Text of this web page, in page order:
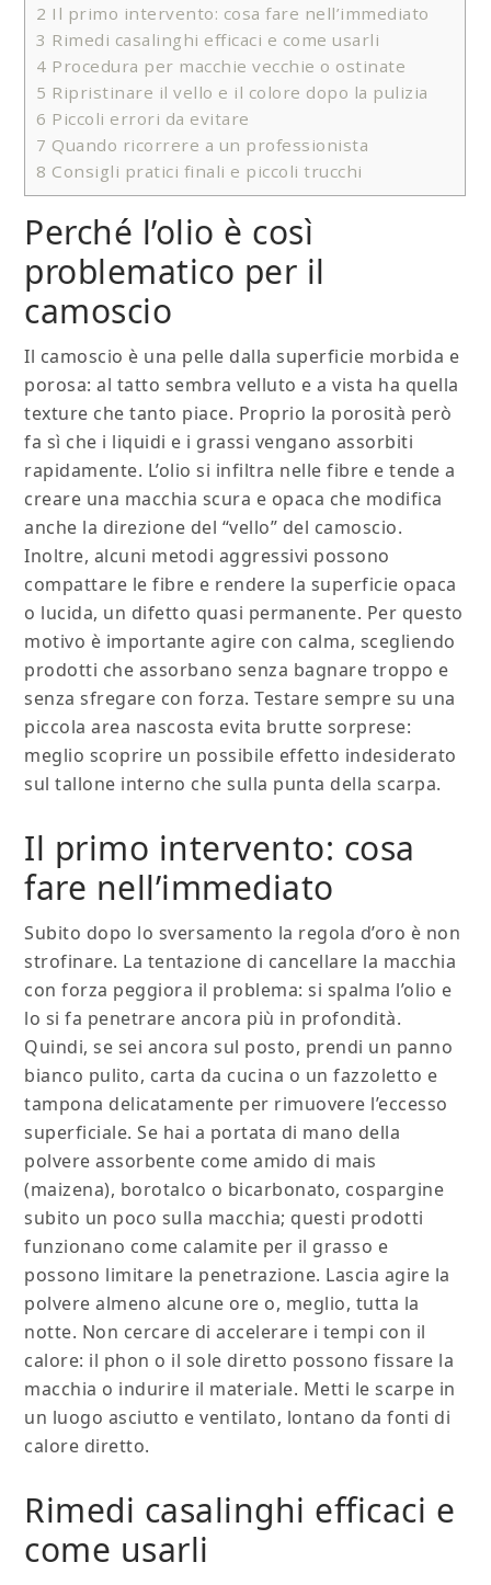
2 Il primo intervento: cosa fare nell’immediato
3 Rimedi casalinghi efficaci e come usarli
4 Procedura per macchie vecchie o ostinate
5 Ripristinare il vello e il colore dopo la pulizia
6 Piccoli errori da evitare
7 Quando ricorrere a un professionista
8 Consigli pratici finali e piccoli trucchi
Perché l’olio è così
problematico per il
camoscio
Il camoscio è una pelle dalla superficie morbida e
porosa: al tatto sembra velluto e a vista ha quella
texture che tanto piace. Proprio la porosità però
fa sì che i liquidi e i grassi vengano assorbiti
rapidamente. L’olio si infiltra nelle fibre e tende a
creare una macchia scura e opaca che modifica
anche la direzione del “vello” del camoscio.
Inoltre, alcuni metodi aggressivi possono
compattare le fibre e rendere la superficie opaca
o lucida, un difetto quasi permanente. Per questo
motivo è importante agire con calma, scegliendo
prodotti che assorbano senza bagnare troppo e
senza sfregare con forza. Testare sempre su una
piccola area nascosta evita brutte sorprese:
meglio scoprire un possibile effetto indesiderato
sul tallone interno che sulla punta della scarpa.
Il primo intervento: cosa
fare nell’immediato
Subito dopo lo sversamento la regola d’oro è non
strofinare. La tentazione di cancellare la macchia
con forza peggiora il problema: si spalma l’olio e
lo si fa penetrare ancora più in profondità.
Quindi, se sei ancora sul posto, prendi un panno
bianco pulito, carta da cucina o un fazzoletto e
tampona delicatamente per rimuovere l’eccesso
superficiale. Se hai a portata di mano della
polvere assorbente come amido di mais
(maizena), borotalco o bicarbonato, cospargine
subito un poco sulla macchia; questi prodotti
funzionano come calamite per il grasso e
possono limitare la penetrazione. Lascia agire la
polvere almeno alcune ore o, meglio, tutta la
notte. Non cercare di accelerare i tempi con il
calore: il phon o il sole diretto possono fissare la
macchia o indurire il materiale. Metti le scarpe in
un luogo asciutto e ventilato, lontano da fonti di
calore diretto.
Rimedi casalinghi efficaci e
come usarli